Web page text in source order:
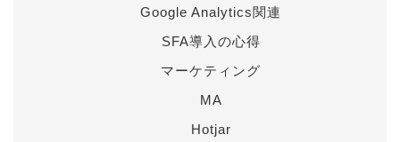
Google Analytics関連
SFA導入の心得
マーケティング
MA
Hotjar